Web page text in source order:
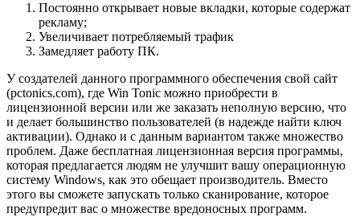
Постоянно открывает новые вкладки, которые содержат
рекламу;
Увеличивает потребляемый трафик
Замедляет работу ПК.
У создателей данного программного обеспечения свой сайт
(pctonics.com), где Win Tonic можно приобрести в
лицензионной версии или же заказать неполную версию, что
и делает большинство пользователей (в надежде найти ключ
активации). Однако и с данным вариантом также множество
проблем. Даже бесплатная лицензионная версия программы,
которая предлагается людям не улучшит вашу операционную
систему Windows, как это обещает производитель. Вместо
этого вы сможете запускать только сканирование, которое
предупредит вас о множестве вредоносных программ.